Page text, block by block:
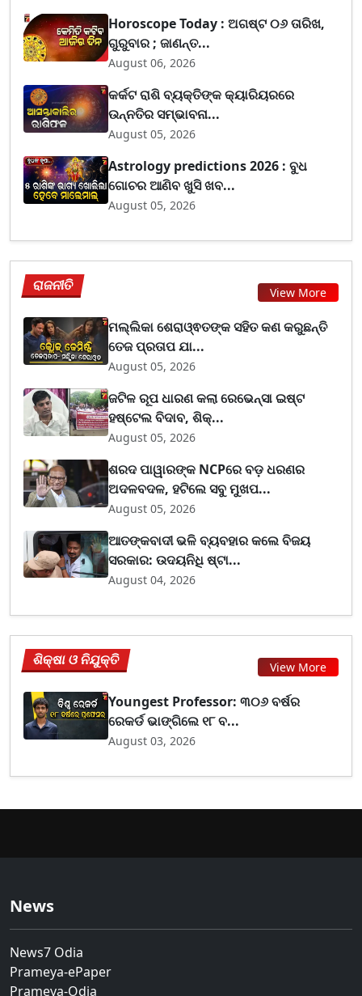
Horoscope Today : ଅଗଷ୍ଟ ୦୬ ତାରିଖ,
ଗୁରୁବାର ; ଜାଣନ୍ତ...
August 06, 2026
କର୍କଟ ରାଶି ବ୍ୟକ୍ତିଙ୍କ କ୍ୟାରିୟରରେ
ଉନ୍ନତିର ସମ୍ଭାବନା...
August 05, 2026
Astrology predictions 2026 : ବୁଧ
ଗୋଚର ଆଣିବ ଖୁସି ଖବ...
August 05, 2026
ରାଜନୀତି View More
ମଲ୍ଲିକା ଶେରାଓ୍ଵତଙ୍କ ସହିତ କଣ କରୁଛନ୍ତି
ତେଜ ପ୍ରତାପ ଯା...
August 05, 2026
ଜଟିଳ ରୂପ ଧାରଣ କଲା ରେଭେନ୍ସା ଇଷ୍ଟ
ହଷ୍ଟେଲ ବିଦାବ, ଶିକ୍...
August 05, 2026
ଶରଦ ପାୱାରଙ୍କ NCPରେ ବଡ଼ ଧରଣର
ଅଦଳବଦଳ, ହଟିଲେ ସବୁ ମୁଖପ...
August 05, 2026
ଆତଙ୍କବାଦୀ ଭଳି ବ୍ୟବହାର କଲେ ବିଜୟ
ସରକାର: ଉଦୟନିଧି ଷ୍ଟା...
August 04, 2026
ଶିକ୍ଷା ଓ ନିଯୁକ୍ତି View More
Youngest Professor: ୩୦୬ ବର୍ଷର
ରେକର୍ଡ ଭାଙ୍ଗିଲେ ୧୮ ବ...
August 03, 2026
News
News7 Odia
Prameya-ePaper
Prameya-Odia